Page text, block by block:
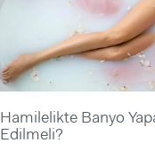
Hamilelikte Banyo
Edilmeli?